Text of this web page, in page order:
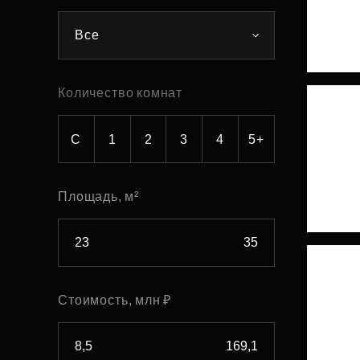
Все
Количество комнат
С 1 2 3 4 5+
Площадь, м²
Стоимость, млн ₽